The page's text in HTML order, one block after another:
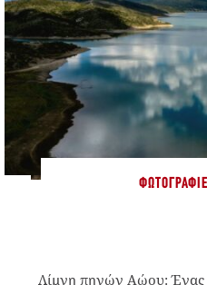
Λίμνη πηγών Αώου: Ένας